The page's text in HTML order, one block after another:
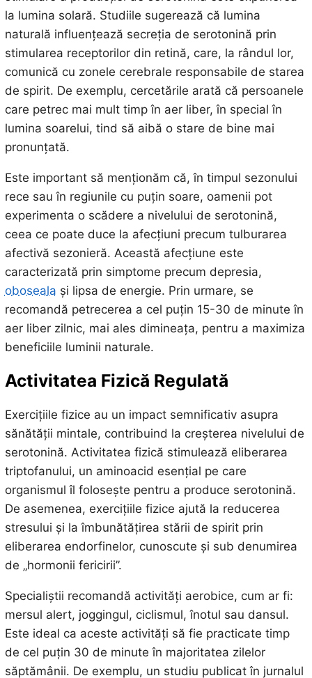
la lumina solară. Studiile sugerează că lumina
naturală influențează secreția de serotonină prin
stimularea receptorilor din retină, care, la rândul lor,
comunică cu zonele cerebrale responsabile de starea
de spirit. De exemplu, cercetările arată că persoanele
care petrec mai mult timp în aer liber, în special în
lumina soarelui, tind să aibă o stare de bine mai
pronunțată.
Este important să menționăm că, în timpul sezonului
rece sau în regiunile cu puțin soare, oamenii pot
experimenta o scădere a nivelului de serotonină,
ceea ce poate duce la afecțiuni precum tulburarea
afectivă sezonieră. Această afecțiune este
caracterizată prin simptome precum depresia,
oboseala și lipsa de energie. Prin urmare, se
recomandă petrecerea a cel puțin 15-30 de minute în
aer liber zilnic, mai ales dimineața, pentru a maximiza
beneficiile luminii naturale.
Activitatea Fizică Regulată
Exercițiile fizice au un impact semnificativ asupra
sănătății mintale, contribuind la creșterea nivelului de
serotonină. Activitatea fizică stimulează eliberarea
triptofanului, un aminoacid esențial pe care
organismul îl folosește pentru a produce serotonină.
De asemenea, exercițiile fizice ajută la reducerea
stresului și la îmbunătățirea stării de spirit prin
eliberarea endorfinelor, cunoscute și sub denumirea
de „hormonii fericirii”.
Specialiștii recomandă activități aerobice, cum ar fi:
mersul alert, joggingul, ciclismul, înotul sau dansul.
Este ideal ca aceste activități să fie practicate timp
de cel puțin 30 de minute în majoritatea zilelor
săptămânii. De exemplu, un studiu publicat în jurnalul